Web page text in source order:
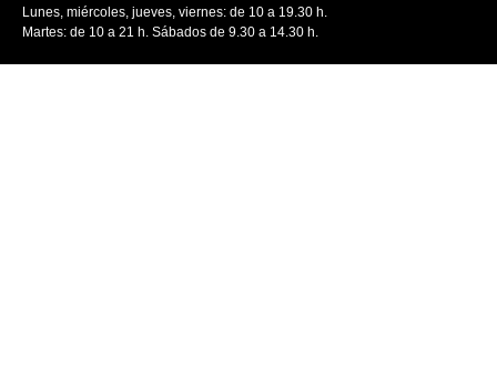
Lunes, miércoles, jueves, viernes: de 10 a 19.30 h.
Martes: de 10 a 21 h. Sábados de 9.30 a 14.30 h.